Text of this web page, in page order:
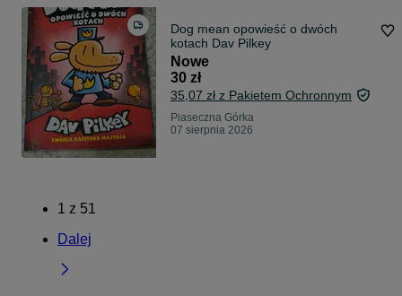
Dog mean opowieść o dwóch
kotach Dav Pilkey
Nowe
30 zł
35,07 zł z Pakietem Ochronnym
Piaseczna Górka
07 sierpnia 2026
1 z 51
Dalej